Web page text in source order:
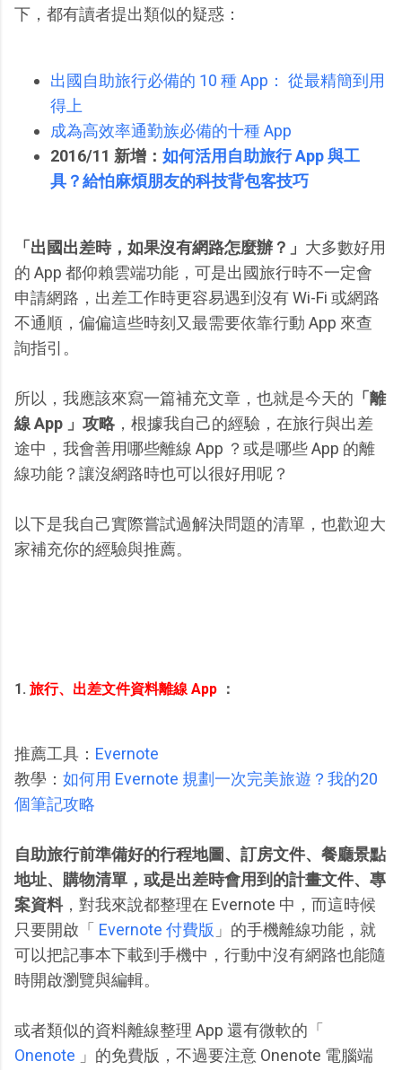
下，都有讀者提出類似的疑惑：
出國自助旅行必備的 10 種 App： 從最精簡到用
得上
成為高效率通勤族必備的十種 App
2016/11 新增： 如何活用自助旅行 App 與工
具？給怕麻煩朋友的科技背包客技巧
「出國出差時，如果沒有網路怎麼辦？」 大多數好用
的 App 都仰賴雲端功能，可是出國旅行時不一定會
申請網路，出差工作時更容易遇到沒有 Wi-Fi 或網路
不通順，偏偏這些時刻又最需要依靠行動 App 來查
詢指引。
所以，我應該來寫一篇補充文章，也就是今天的 「離
線 App 」攻略 ，根據我自己的經驗，在旅行與出差
途中，我會善用哪些離線 App ？或是哪些 App 的離
線功能？讓沒網路時也可以很好用呢？
以下是我自己實際嘗試過解決問題的清單，也歡迎大
家補充你的經驗與推薦。
1. 旅行、出差文件資料離線 App ：
推薦工具： Evernote
教學： 如何用 Evernote 規劃一次完美旅遊？我的20
個筆記攻略
自助旅行前準備好的行程地圖、訂房文件、餐廳景點
地址、購物清單，或是出差時會用到的計畫文件、專
案資料，對我來說都整理在 Evernote 中，而這時候
只要開啟「 Evernote 付費版 」的手機離線功能，就
可以把記事本下載到手機中，行動中沒有網路也能隨
時開啟瀏覽與編輯。
或者類似的資料離線整理 App 還有微軟的「
Onenote 」的免費版，不過要注意 Onenote 電腦端